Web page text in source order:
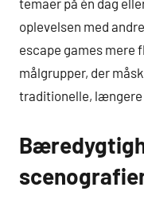
oplevelsen med
escape games mere
målgrupper, der
traditionelle, længere